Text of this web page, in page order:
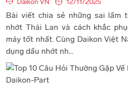
Bài viết chia sẻ những sai lầm
nhớt Thái Lan và cách khắc
máy tốt nhất. Cùng Daikon Việt
dụng dầu nhớt nh...